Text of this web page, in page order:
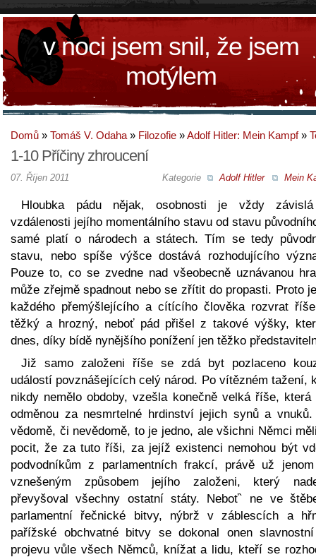
v noci jsem snil, že jsem
motýlem
Domů » Tomáš V. Odaha » Filozofie »Adolf Hitler: Mein Kampf»
1-10 Příčiny zhroucení
Kategorie Adolf Hitler Mein
07. Říjen 2011
Hloubka pádu nějak‚ osobnosti je vždy
vzdálenosti jejího momentálního stavu od stavu
samé platí o národech a státech. Tím se tedy
stavu, nebo spíše výšce dostává rozhodujícího
Pouze to, co se zvedne nad všeobecně uznávanou
může zřejmě spadnout nebo se zřítit do propasti. Proto
každého přemýšlejícího a cítícího člověka rozvrat
těžký a hrozný, neboť pád přišel z takové výšky,
dnes, díky bídě nynějšího ponížení jen těžko
Již samo založeni říše se zdá byt pozlaceno
událostí povznášejících celý národ. Po vítězném tažení,
nikdy nemělo obdoby, vzešla konečně velká říše, která
odměnou za nesmrtelné hrdinství jejich synů a vnuků.
vědomě, či nevědomě, to je jedno, ale všichni Němci
pocit, že za tuto říši, za jejíž existenci nemohou být
podvodníkům z parlamentních frakcí, právě už
vznešeným způsobem jejího založeni, který
převyšoval všechny ostatní státy. Neboť` ne ve
parlamentní řečnické bitvy, nýbrž v záblescích a
pařížské obchvatné bitvy se dokonal onen
projevu vůle všech Němců, knížat a lidu, kteří se